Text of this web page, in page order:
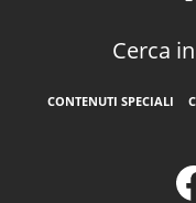
Cerca
CONTENUTI SPECIALI